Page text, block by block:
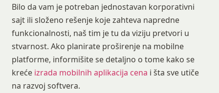
Bilo da vam je potreban jednostavan korporativni
sajt ili složeno rešenje koje zahteva napredne
funkcionalnosti, naš tim je tu da viziju pretvori u
stvarnost. Ako planirate proširenje na mobilne
platforme, informišite se detaljno o tome kako se
kreće izrada mobilnih aplikacija cena i šta sve utiče
na razvoj softvera.